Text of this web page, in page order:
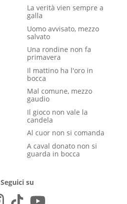
La verità vien sempre a
galla
Uomo avvisato, mezzo
salvato
Una rondine non fa
primavera
Il mattino ha l'oro in
bocca
Mal comune, mezzo
gaudio
Il gioco non vale la
candela
Al cuor non si comanda
A caval donato non si
guarda in bocca
Seguici su